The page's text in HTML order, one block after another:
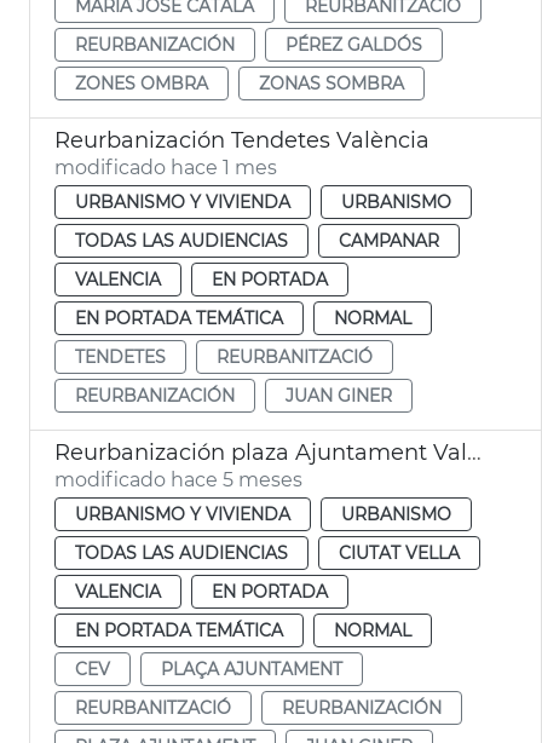
MARÍA JOSÉ CATALÁ
REURBANITZACIÓ
REURBANIZACIÓN
PÉREZ GALDÓS
ZONES OMBRA
ZONAS SOMBRA
Reurbanización Tendetes València
modificado hace 1 mes
URBANISMO Y VIVIENDA
URBANISMO
TODAS LAS AUDIENCIAS
CAMPANAR
VALENCIA
EN PORTADA
EN PORTADA TEMÁTICA
NORMAL
TENDETES
REURBANITZACIÓ
REURBANIZACIÓN
JUAN GINER
Reurbanización plaza Ajuntament València
modificado hace 5 meses
URBANISMO Y VIVIENDA
URBANISMO
TODAS LAS AUDIENCIAS
CIUTAT VELLA
VALENCIA
EN PORTADA
EN PORTADA TEMÁTICA
NORMAL
CEV
PLAÇA AJUNTAMENT
REURBANITZACIÓ
REURBANIZACIÓN